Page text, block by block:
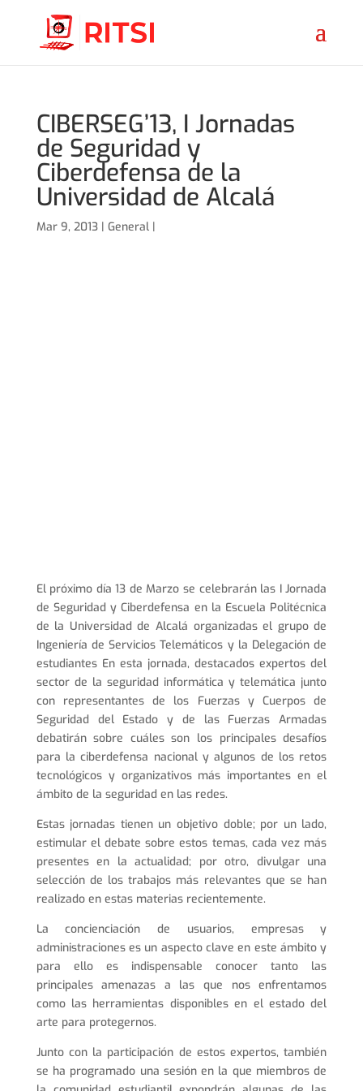
CIBERSEG’13, I Jornadas
de Seguridad y
Ciberdefensa de la
Universidad de Alcalá
Mar 9, 2013 | General|
El próximo día 13 de Marzo se celebrarán las I Jornada
de Seguridad y Ciberdefensa en la Escuela Politécnica
de la Universidad de Alcalá organizadas el grupo de
Ingeniería de Servicios Telemáticos y la Delegación de
estudiantes En esta jornada, destacados expertos del
sector de la seguridad informática y telemática junto
con representantes de los Fuerzas y Cuerpos de
Seguridad del Estado y de las Fuerzas Armadas
debatirán sobre cuáles son los principales desafíos
para la ciberdefensa nacional y algunos de los retos
tecnológicos y organizativos más importantes en el
ámbito de la seguridad en las redes.
Estas jornadas tienen un objetivo doble; por un lado,
estimular el debate sobre estos temas, cada vez más
presentes en la actualidad; por otro, divulgar una
selección de los trabajos más relevantes que se han
realizado en estas materias recientemente.
La concienciación de usuarios, empresas y
administraciones es un aspecto clave en este ámbito y
para ello es indispensable conocer tanto las
principales amenazas a las que nos enfrentamos
como las herramientas disponibles en el estado del
arte para protegernos.
Junto con la participación de estos expertos, también
se ha programado una sesión en la que miembros de